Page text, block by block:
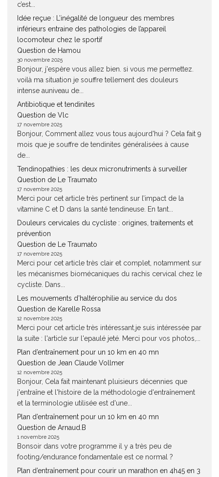
c’est...
Idée reçue : L’inégalité de longueur des membres
inférieurs entraine des pathologies de l’appareil
locomoteur chez le sportif
Question de Hamou
30 novembre 2025
Bonjour, j'espère vous allez bien. si vous me permettez.
voilà ma situation je souffre tellement des douleurs
intense auniveau de...
Antibiotique et tendinites
Question de Vlc
17 novembre 2025
Bonjour, Comment allez vous tous aujourd'hui ? Cela fait 9
mois que je souffre de tendinites généralisées à cause
de...
Tendinopathies : les deux micronutriments à surveiller
Question de Le Traumato
17 novembre 2025
Merci pour cet article très pertinent sur l’impact de la
vitamine C et D dans la santé tendineuse. En tant...
Douleurs cervicales du cycliste : origines, traitements et
prévention
Question de Le Traumato
17 novembre 2025
Merci pour cet article très clair et complet, notamment sur
les mécanismes biomécaniques du rachis cervical chez le
cycliste. Dans...
Les mouvements d’haltérophilie au service du dos
Question de Karelle Rossa
12 novembre 2025
Merci pour cet article très intéressant.je suis intéressée par
la suite : l'article sur l'epaulé jeté. Merci pour vos photos,...
Plan d’entraînement pour un 10 km en 40 mn
Question de Jean Claude Vollmer
12 novembre 2025
Bonjour, Cela fait maintenant pluisieurs décennies que
j'entraîne et l'histoire de la méthodologie d'entraînement
et la terminologie utilisée est d'une...
Plan d’entraînement pour un 10 km en 40 mn
Question de Arnaud.B
1 novembre 2025
Bonsoir dans votre programme il y a très peu de
footing/endurance fondamentale est ce normal ?
Plan d’entraînement pour courir un marathon en 4h45 en 3